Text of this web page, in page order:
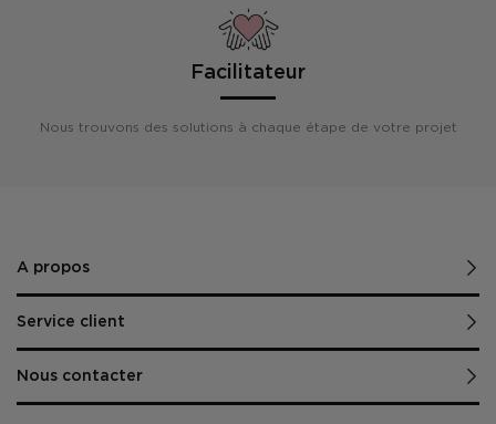
Facilitateur
Nous trouvons des solutions à chaque étape de votre projet
A propos
Service client
Nous contacter